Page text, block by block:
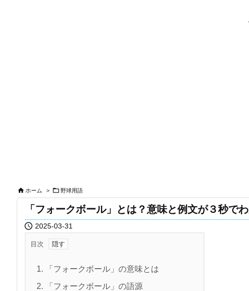
 ホーム >  野球用語
「フォークボール」とは？意味と例文が３秒でわ
 2025-03-31
目次
1. 「フォークボール」の意味とは
2. 「フォークボール」の語源